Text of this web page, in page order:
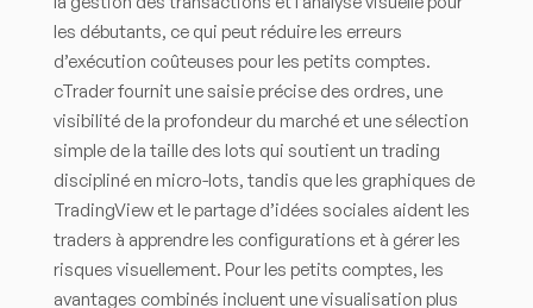
les débutants, ce qui peut réduire les erreurs
d’exécution coûteuses pour les petits comptes.
cTrader fournit une saisie précise des ordres, une
visibilité de la profondeur du marché et une sélection
simple de la taille des lots qui soutient un trading
discipliné en micro-lots, tandis que les graphiques de
TradingView et le partage d’idées sociales aident les
traders à apprendre les configurations et à gérer les
risques visuellement. Pour les petits comptes, les
avantages combinés incluent une visualisation plus